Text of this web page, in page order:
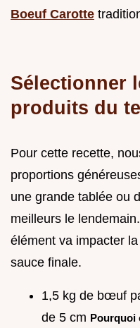
Boeuf Carotte
Sélectionner
produits du
Pour cette recette,
proportions
une grande tablée ou
meilleurs le
élément va impacter
sauce finale.
1,5 kg de bœuf
de 5 cm Pourquoi